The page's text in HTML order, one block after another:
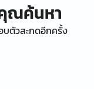
ณค้นหา
บตัวสะกดอีกครั้ง